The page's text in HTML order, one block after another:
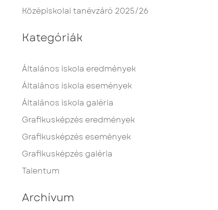
Középiskolai tanévzáró 2025/26
Kategóriák
Általános iskola eredmények
Általános iskola események
Általános iskola galéria
Grafikusképzés eredmények
Grafikusképzés események
Grafikusképzés galéria
Talentum
Archívum